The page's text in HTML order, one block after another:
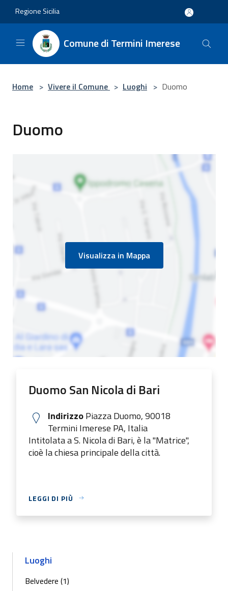
Regione Sicilia
Comune di Termini Imerese
Home > Vivere il Comune > Luoghi > Duomo
Duomo
Visualizza in Mappa
Duomo San Nicola di Bari
IndirizzoPiazza Duomo, 90018
Termini Imerese PA, Italia
Intitolata a S. Nicola di Bari, è la "Matrice",
cioè la chiesa principale della città.
LEGGI DI PIÙ
Luoghi
Belvedere (1)